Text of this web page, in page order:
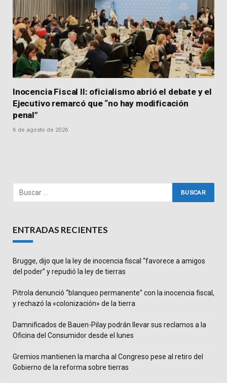
Inocencia Fiscal II: oficialismo abrió el debate y el
Ejecutivo remarcó que “no hay modificación
penal”
6 de agosto de 2026
ENTRADAS RECIENTES
Brugge, dijo que la ley de inocencia fiscal “favorece a amigos
del poder” y repudió la ley de tierras
Pitrola denunció “blanqueo permanente” con la inocencia fiscal,
y rechazó la «colonización» de la tierra
Damnificados de Bauen-Pilay podrán llevar sus reclamos a la
Oficina del Consumidor desde el lunes
Gremios mantienen la marcha al Congreso pese al retiro del
Gobierno de la reforma sobre tierras